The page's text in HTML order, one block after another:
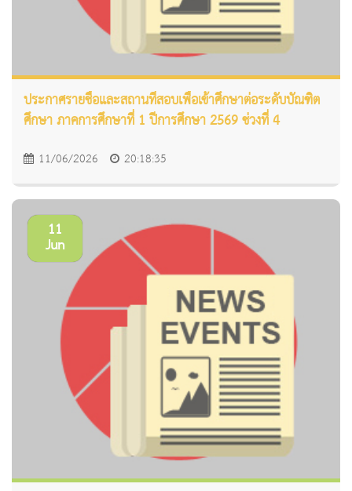
ประกาศรายชื่อและสถานที่สอบเพื่อเข้าศึกษาต่อระดับบัณฑิต
ศึกษา ภาคการศึกษาที่ 1 ปีการศึกษา 2569 ช่วงที่ 4
11/06/2026 20:18:35
11
Jun